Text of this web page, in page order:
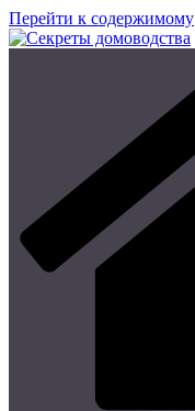
Перейти к содержимому